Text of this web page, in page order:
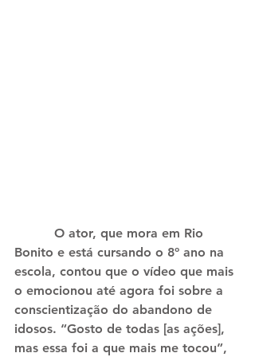
Bonito e está cursando o 8º ano na
escola, contou que o vídeo que mais
o emocionou até agora foi sobre a
conscientização do abandono de
idosos. “Gosto de todas [as ações],
mas essa foi a que mais me tocou”,